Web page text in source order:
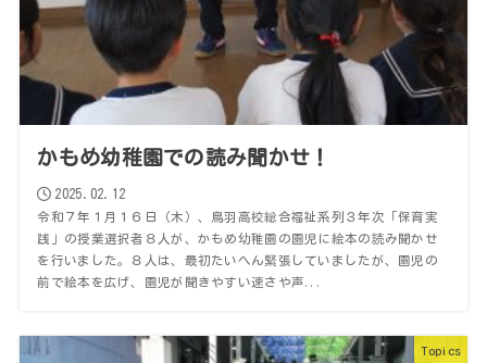
かもめ幼稚園での読み聞かせ！
2025.02.12
令和７年１月１６日（木）、鳥羽高校総合福祉系列３年次「保育実
践」の授業選択者８人が、かもめ幼稚園の園児に絵本の読み聞かせ
を行いました。８人は、最初たいへん緊張していましたが、園児の
前で絵本を広げ、園児が聞きやすい速さや声...
Topics